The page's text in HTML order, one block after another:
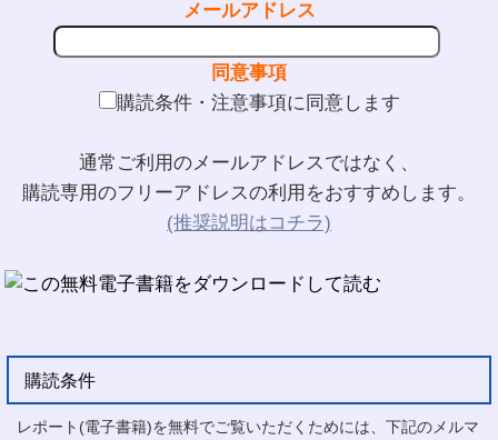
メールアドレス
同意事項
購読条件・注意事項に同意します
通常ご利用のメールアドレスではなく、
購読専用のフリーアドレスの利用をおすすめします。
(推奨説明はコチラ)
購読条件
レポート(電子書籍)を無料でご覧いただくためには、下記のメルマ